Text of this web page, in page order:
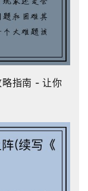
指南 - 让你